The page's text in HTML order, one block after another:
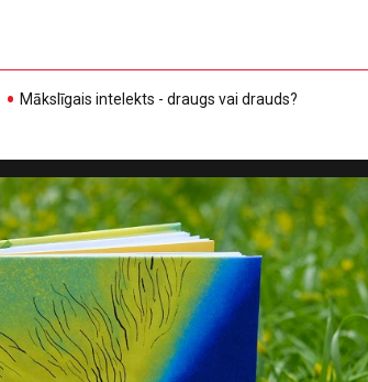
Mākslīgais intelekts - draugs vai drauds?